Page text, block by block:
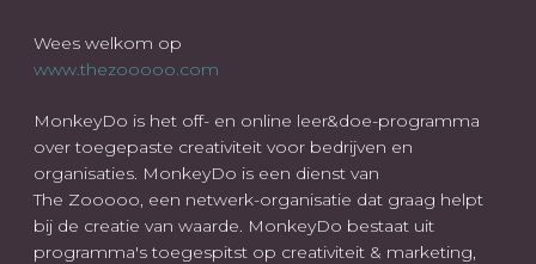
Wees welkom op
www.thezooooo.com
MonkeyDo is het off- en online leer&doe-programma
over toegepaste creativiteit voor bedrijven en
organisaties. MonkeyDo is een dienst van
The Zooooo, een netwerk-organisatie dat graag helpt
bij de creatie van waarde. MonkeyDo bestaat uit
programma's toegespitst op creativiteit & marketing,